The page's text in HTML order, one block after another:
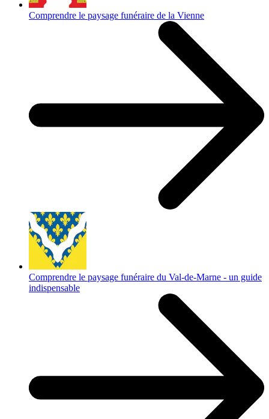
Comprendre le paysage funéraire de la Vienne
Comprendre le paysage funéraire du Val-de-Marne - un guide
indispensable